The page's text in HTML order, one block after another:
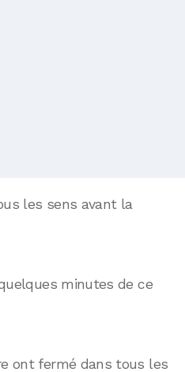
les sens avant la
minutes de ce
ont fermé dans tous les